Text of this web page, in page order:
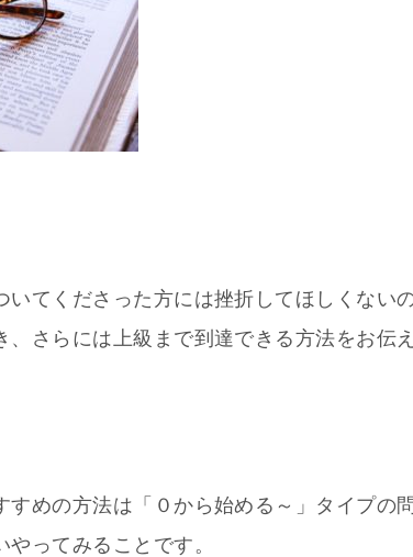
いてくださった方には挫折してほしくない
、さらには上級まで到達できる方法をお伝
すめの方法は「０から始める～」タイプの
ってみることです。